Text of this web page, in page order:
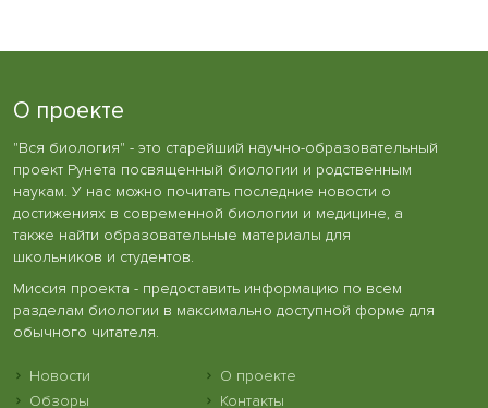
О проекте
"Вся биология" - это старейший научно-образовательный
проект Рунета посвященный биологии и родственным
наукам. У нас можно почитать последние новости о
достижениях в современной биологии и медицине, а
также найти образовательные материалы для
школьников и студентов.
Миссия проекта - предоставить информацию по всем
разделам биологии в максимально доступной форме для
обычного читателя.
Новости
Обзоры
О проекте
Контакты